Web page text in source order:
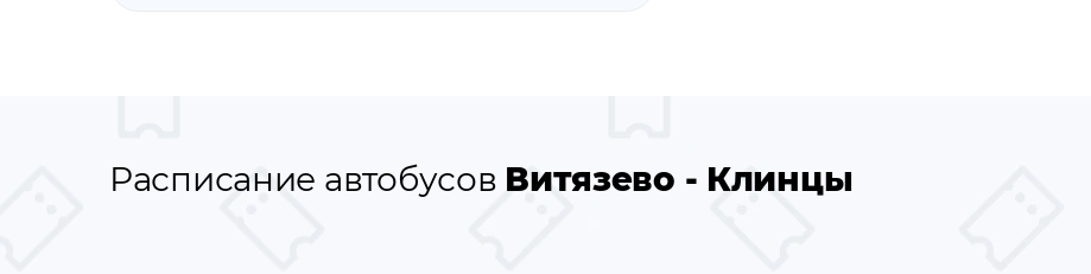
Расписание автобусов Витязево - Клинцы